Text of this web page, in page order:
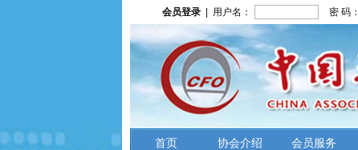
会员登录 | 用户名： 密 码：
首页 协会介绍 会员服务